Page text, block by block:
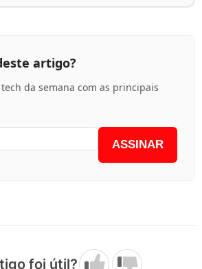
artigo?
da semana com as principais
ASSINAR
foi útil?